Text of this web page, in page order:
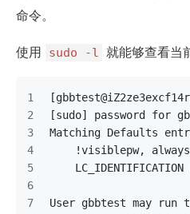
命令。
使用 sudo -l 就能够查看当
[sudo] password for
Matching Defaults
!visiblepw,
LC_IDENTIFICATION
User gbbtest may run